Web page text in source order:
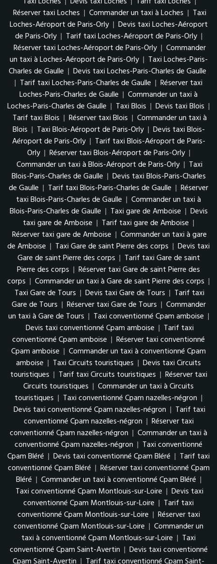
Réserver taxi Loches | Commander un taxi à Loches | Taxi
Loches-Aéroport de Paris-Orly | Devis taxi Loches-Aéroport
de Paris-Orly | Tarif taxi Loches-Aéroport de Paris-Orly |
Réserver taxi Loches-Aéroport de Paris-Orly | Commander
un taxi à Loches-Aéroport de Paris-Orly | Taxi Loches-Paris-
Charles de Gaulle | Devis taxi Loches-Paris-Charles de Gaulle
| Tarif taxi Loches-Paris-Charles de Gaulle | Réserver taxi
Loches-Paris-Charles de Gaulle | Commander un taxi à
Loches-Paris-Charles de Gaulle | Taxi Blois | Devis taxi Blois |
Tarif taxi Blois | Réserver taxi Blois | Commander un taxi à
Blois | Taxi Blois-Aéroport de Paris-Orly | Devis taxi Blois-
Aéroport de Paris-Orly | Tarif taxi Blois-Aéroport de Paris-
Orly | Réserver taxi Blois-Aéroport de Paris-Orly |
Commander un taxi à Blois-Aéroport de Paris-Orly | Taxi
Blois-Paris-Charles de Gaulle | Devis taxi Blois-Paris-Charles
de Gaulle | Tarif taxi Blois-Paris-Charles de Gaulle | Réserver
taxi Blois-Paris-Charles de Gaulle | Commander un taxi à
Blois-Paris-Charles de Gaulle | Taxi gare de Amboise | Devis
taxi gare de Amboise | Tarif taxi gare de Amboise |
Réserver taxi gare de Amboise | Commander un taxi à gare
de Amboise | Taxi Gare de saint Pierre des corps | Devis taxi
Gare de saint Pierre des corps | Tarif taxi Gare de saint
Pierre des corps | Réserver taxi Gare de saint Pierre des
corps | Commander un taxi à Gare de saint Pierre des corps |
Taxi Gare de Tours | Devis taxi Gare de Tours | Tarif taxi
Gare de Tours | Réserver taxi Gare de Tours | Commander
un taxi à Gare de Tours | Taxi conventionné Cpam amboise |
Devis taxi conventionné Cpam amboise | Tarif taxi
conventionné Cpam amboise | Réserver taxi conventionné
Cpam amboise | Commander un taxi à conventionné Cpam
amboise | Taxi Circuits touristiques | Devis taxi Circuits
touristiques | Tarif taxi Circuits touristiques | Réserver taxi
Circuits touristiques | Commander un taxi à Circuits
touristiques | Taxi conventionné Cpam nazelles-négron |
Devis taxi conventionné Cpam nazelles-négron | Tarif taxi
conventionné Cpam nazelles-négron | Réserver taxi
conventionné Cpam nazelles-négron | Commander un taxi à
conventionné Cpam nazelles-négron | Taxi conventionné
Cpam Bléré | Devis taxi conventionné Cpam Bléré | Tarif taxi
conventionné Cpam Bléré | Réserver taxi conventionné Cpam
Bléré | Commander un taxi à conventionné Cpam Bléré |
Taxi conventionné Cpam Montlouis-sur-Loire | Devis taxi
conventionné Cpam Montlouis-sur-Loire | Tarif taxi
conventionné Cpam Montlouis-sur-Loire | Réserver taxi
conventionné Cpam Montlouis-sur-Loire | Commander un
taxi à conventionné Cpam Montlouis-sur-Loire | Taxi
conventionné Cpam Saint-Avertin | Devis taxi conventionné